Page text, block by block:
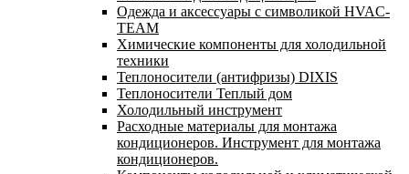
Одежда и аксессуары с символикой HVAC-
TEAM
Химические компоненты для холодильной
техники
Теплоносители (антифризы) DIXIS
Теплоносители Теплый дом
Холодильный инструмент
Расходные материалы для монтажа
кондиционеров. Инструмент для монтажа
кондиционеров.